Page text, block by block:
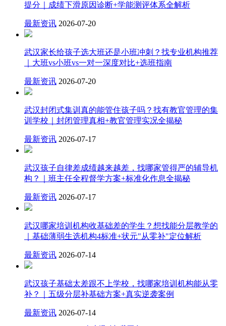
提分｜成绩下滑原因诊断+学能测评体系全解析
最新资讯 2026-07-20
武汉家长给孩子选大班还是小班冲刺？找专业机构推荐
｜大班vs小班vs一对一深度对比+选班指南
最新资讯 2026-07-20
武汉封闭式集训真的能管住孩子吗？找有教官管理的集
训学校｜封闭管理真相+教官管理实况全揭秘
最新资讯 2026-07-17
武汉孩子自律差成绩越来越差，找哪家管得严的辅导机
构？｜班主任全程督学方案+标准化作息全揭秘
最新资讯 2026-07-17
武汉哪家培训机构收基础差的学生？想找能分层教学的
｜基础薄弱生选机构4标准+状元"从零补"定位解析
最新资讯 2026-07-14
武汉孩子基础太差跟不上学校，找哪家培训机构能从零
补？｜五级分层补基础方案+真实逆袭案例
最新资讯 2026-07-14